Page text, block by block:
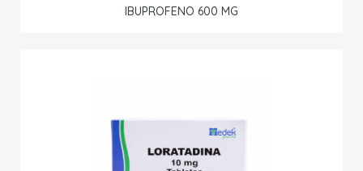
IBUPROFENO 600 MG